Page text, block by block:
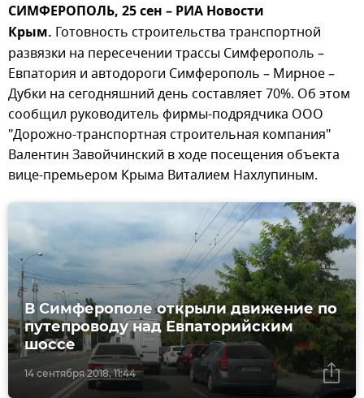
СИМФЕРОПОЛЬ, 25 сен – РИА Новости
Крым. Готовность строительства транспортной
развязки на пересечении трассы Симферополь –
Евпатория и автодороги Симферополь – Мирное –
Дубки на сегодняшний день составляет 70%. Об этом
сообщил руководитель фирмы-подрядчика ООО
"Дорожно-транспортная строительная компания"
Валентин Завойчинский в ходе посещения объекта
вице-премьером Крыма Виталием Нахлупиным.
14 сентября 2018, 11:44
В Симферополе открыли движение по
путепроводу над Евпаторийским
шоссе